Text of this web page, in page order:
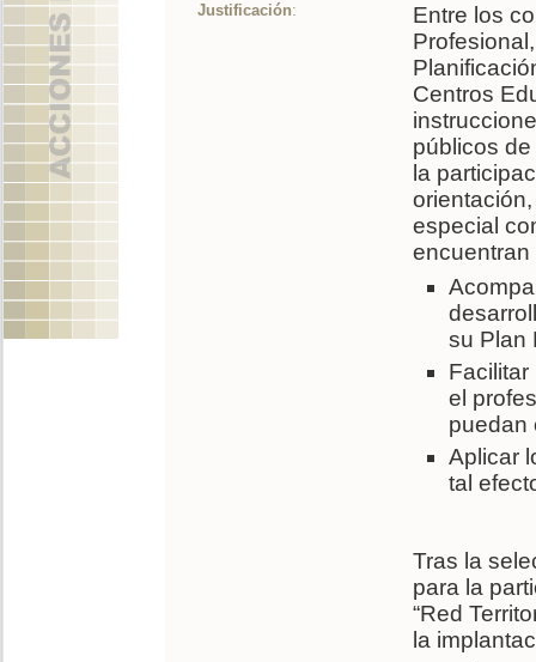
Justificación:
Entre los
Centros
públicos
la
especial
encuentran
su Plan
el
puedan
Aplicar
tal
Tras la
para la
“Red
la